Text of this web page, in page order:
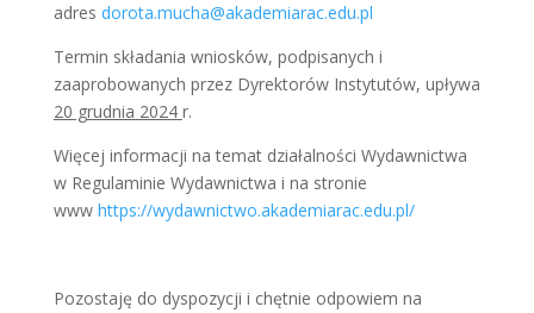
adres dorota.mucha@akademiarac.edu.pl
Termin składania wniosków, podpisanych i
zaaprobowanych przez Dyrektorów Instytutów, upływa
20 grudnia 2024 r.
Więcej informacji na temat działalności Wydawnictwa
w Regulaminie Wydawnictwa i na stronie
www https://wydawnictwo.akademiarac.edu.pl/
Pozostaję do dyspozycji i chętnie odpowiem na